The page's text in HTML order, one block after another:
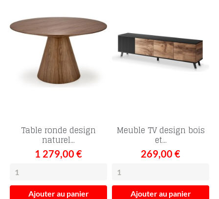
Table ronde design
naturel...
1 279,00 €
Ajouter au panier
Meuble TV design bois
et...
269,00 €
Ajouter au panier